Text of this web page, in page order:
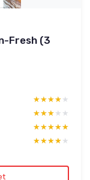
Fresh (3
★★★★★
★★★★★
★★★★★
★★★★★
★★★★★
★★★★★
★★★★★
★★★★★